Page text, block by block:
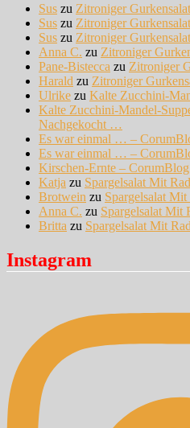
Sus zu Zitroniger
Sus zu Zitroniger
Sus zu Zitroniger
Anna C. zu Zitroniger
Pane-Bistecca zu Zitroniger
Harald zu Zitroniger
Ulrike zu Kalte Zucchini-
Kalte Zucchini-Mandel-
Nachgekocht …
Es war einmal … –
Es war einmal … –
Kirschen-Ernte –
Katja zu Spargelsalat Mit
Brotwein zu Spargelsalat
Anna C. zu Spargelsalat Mit
Britta zu Spargelsalat Mit
Instagram